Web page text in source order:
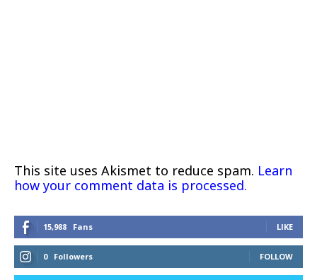
This site uses Akismet to reduce spam. Learn
how your comment data is processed.
15,988 Fans LIKE
0 Followers FOLLOW